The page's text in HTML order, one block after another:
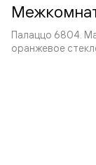
Палаццо 6804.
оранжевое